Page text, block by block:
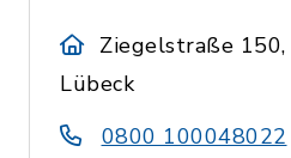
Ziegelstraße
Lübeck
0800 100048022